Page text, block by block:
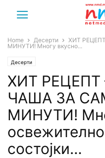
Home Десерти
ХИТ
МИНУТИ! Многу вкусно...
Десерти
ХИТ РЕЦЕПТ
ЧАША ЗА
МИНУТИ!
состојки…